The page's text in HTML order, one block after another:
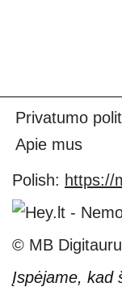
Privatumo
Apie mus
Polish: https://
© MB
Įspėjame, kad